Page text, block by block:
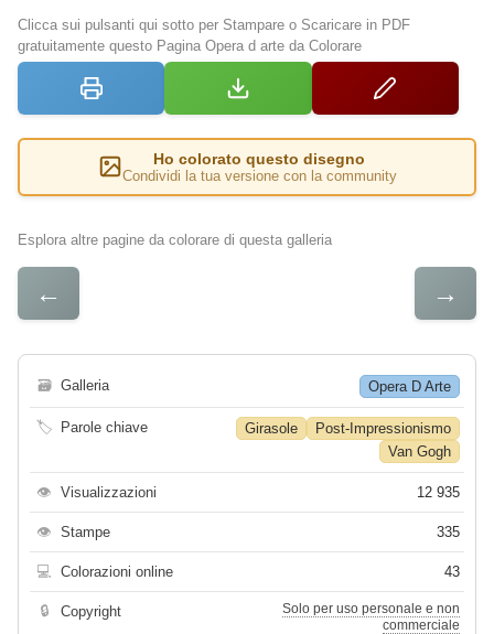
Clicca sui pulsanti qui sotto per Stampare o Scaricare in PDF
gratuitamente questo Pagina Opera d arte da Colorare
Ho colorato questo disegno
Condividi la tua versione con la community
Esplora altre pagine da colorare di questa galleria
← →
🗃 Galleria Opera D Arte
🏷 Parole chiave Girasole
Post-Impressionismo
Van Gogh
👁 Visualizzazioni 12 935
👁 Stampe 335
💻 Colorazioni online 43
🔒 Copyright
Solo per uso personale e non
commerciale